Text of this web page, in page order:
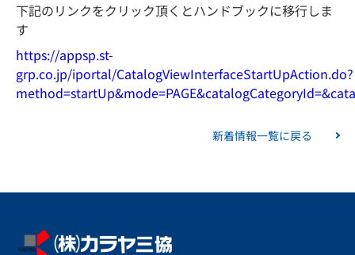
下記のリンクをクリック頂くとハンドブックに移行しま
す
https://appsp.st-
grp.co.jp/iportal/CatalogViewInterfaceStartUpAction.do?
新着情報一覧に戻る